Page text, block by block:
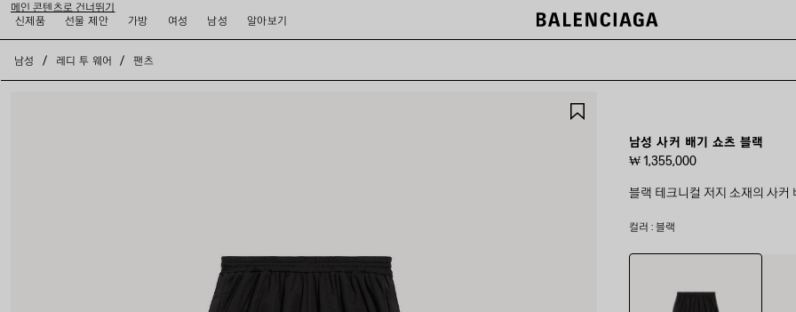
메인 콘텐츠로 건너뛰기
신제품
선물 제안 가방 여성 남성 알아보기
close the banner
남성 레디 투 웨어 팬츠
남성 사커 배기 쇼츠 블랙
₩ 1,355,000
블랙 테크니컬 저지 소재의 사커
컬러 : 블랙
블